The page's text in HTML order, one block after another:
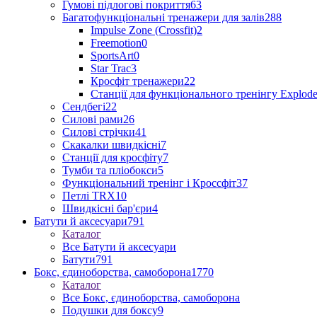
Гумові підлогові покриття63
Багатофункціональні тренажери для залів288
Impulse Zone (Crossfit)2
Freemotion0
SportsArt0
Star Trac3
Кросфіт тренажери22
Станції для функціонального тренінгу Explode
Сендбегі22
Силові рами26
Силові стрічки41
Скакалки швидкісні7
Станції для кросфіту7
Тумби та пліобокси5
Функціональний тренінг і Кроссфіт37
Петлі TRX10
Швидкісні бар'єри4
Батути й аксесуари791
Каталог
Все Батути й аксесуари
Батути791
Бокс, єдиноборства, самоборона1770
Каталог
Все Бокс, єдиноборства, самоборона
Подушки для боксу9